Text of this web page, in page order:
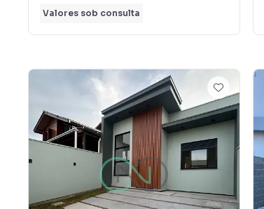
Valores sob consulta